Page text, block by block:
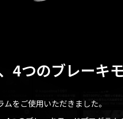
4つのブレーキ
をご使用いただきました。